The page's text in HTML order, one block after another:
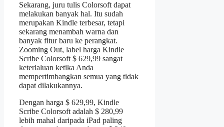
Sekarang, juru tulis Colorsoft dapat
melakukan banyak hal. Itu sudah
merupakan Kindle terbesar, tetapi
sekarang menambah warna dan
banyak fitur baru ke perangkat.
Zooming Out, label harga Kindle
Scribe Colorsoft $ 629,99 sangat
keterlaluan ketika Anda
mempertimbangkan semua yang tidak
dapat dilakukannya.
Dengan harga $ 629,99, Kindle
Scribe Colorsoft adalah $ 280,99
lebih mahal daripada iPad paling